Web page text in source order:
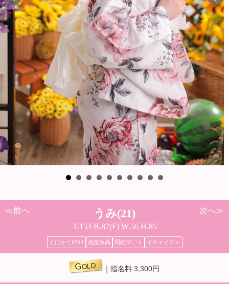
次へ≫
≪前へ うみ(21)
T.153 B.87(F) W.56 H.85
とにかくｶﾜｲｲ 感度激高 悶絶マ〇ト イチャイチャ
GOLD 指名料:3,300円